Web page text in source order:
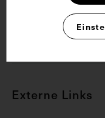
CC BY-NC-SA 4.0
Externe Links